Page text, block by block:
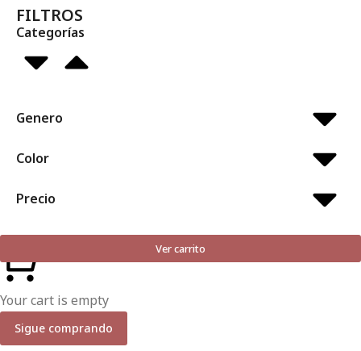
FILTROS
Categorías
Genero
Color
Precio
Ver carrito
Your cart is empty
Sigue comprando